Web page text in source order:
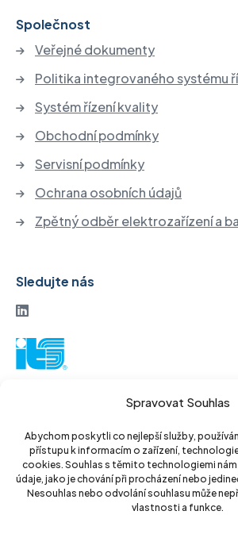
Spravovat Souhlas
Abychom poskytli co nejlepší služby,
přístupu k informacím o zařízení,
cookies. Souhlas s těmito technologiemi
údaje, jako je chování při procházení nebo
Nesouhlas nebo odvolání souhlasu může
vlastnosti a funkce.
Společnost
Veřejné dokumenty
Politika integrovaného systému
Systém řízení kvality
Obchodní podmínky
Servisní podmínky
Ochrana osobních údajů
Zpětný odběr elektrozařízení a
Sledujte nás
130 52 Praha3
Czech Republic
IČ: 14889811